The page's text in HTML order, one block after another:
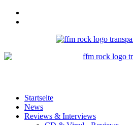
Startseite
News
Reviews & Interviews